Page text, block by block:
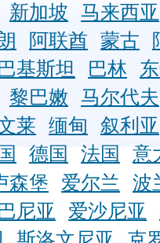
新加坡
马来西亚
阿联酋 蒙古
巴基斯坦 巴林
黎巴嫩
马尔代夫
莱 缅甸
叙利亚
德国 法国
意
森堡 爱尔兰
波
尼亚 爱沙尼亚